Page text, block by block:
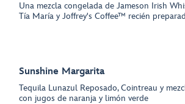
Una mezcla congelada de Jameson Irish
Tía María y Joffrey's Coffee™ recién
Sunshine Margarita
Tequila Lunazul Reposado, Cointreau y
con jugos de naranja y limón verde